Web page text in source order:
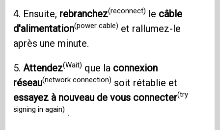
4. Ensuite, rebranchez(reconnect) le câble
d'alimentation(power cable) et rallumez-le
après une minute.
5.Attendez(Wait) que la connexion
réseau(network connection) soit rétablie et
essayez à nouveau de vous connecter(try
signing in again) .